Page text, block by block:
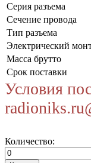
Серия разъема
Сечение провода
Тип разъема
Электрический
Масса брутто
Срок поставки
Условия
Количество: